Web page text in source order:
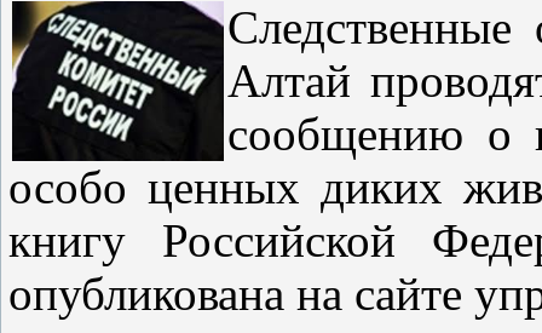
Алтай
сообщению о
особо ценных диких
книгу Российской
опубликована на сайте